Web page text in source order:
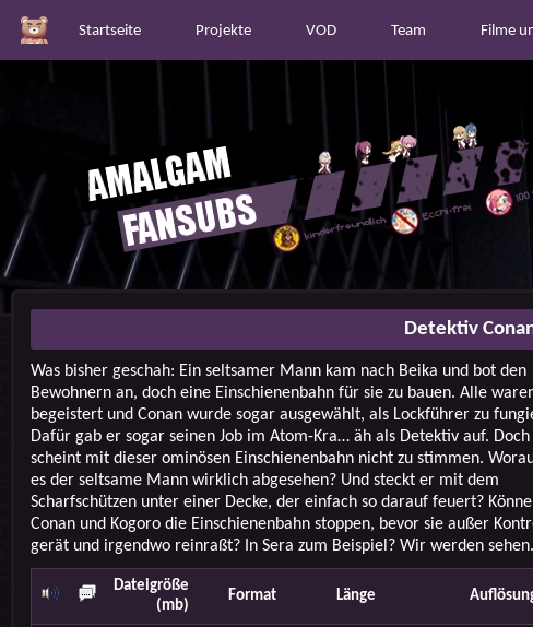
Startseite Projekte VOD Team Filme
Detektiv
Was bisher geschah: Ein seltsamer Mann kam nach Beika und bot den
Bewohnern an, doch eine Einschienenbahn für sie zu bauen. Alle
begeistert und Conan wurde sogar ausgewählt, als Lockführer zu
Dafür gab er sogar seinen Job im Atom-Kra… äh als Detektiv auf. Doch
scheint mit dieser ominösen Einschienenbahn nicht zu stimmen.
es der seltsame Mann wirklich abgesehen? Und steckt er mit dem
Scharfschützen unter einer Decke, der einfach so darauf feuert?
Conan und Kogoro die Einschienenbahn stoppen, bevor sie außer
gerät und irgendwo reinraßt? In Sera zum Beispiel? Wir werden sehen.
Dateigröße
(mb)
Format Länge